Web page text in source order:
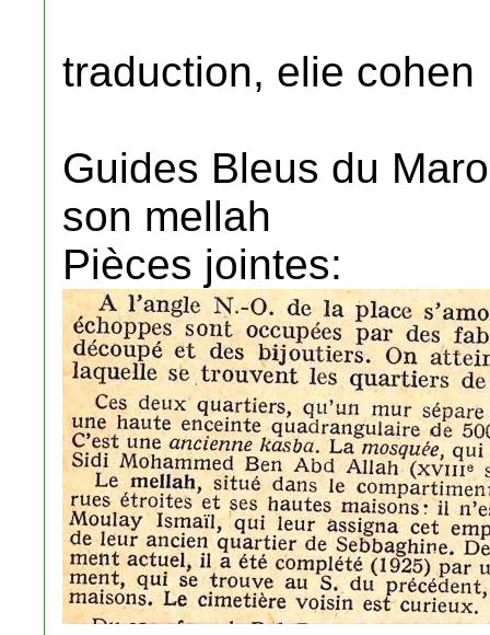
traduction, elie cohen
Guides Bleus du
son mellah
Pièces jointes: